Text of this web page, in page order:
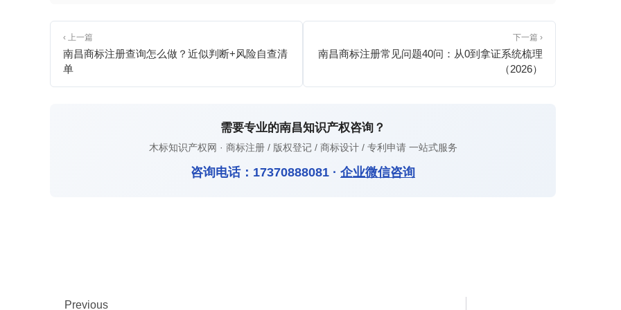
‹ 上一篇
南昌商标注册查询怎么做？近似判断+风险自查清
单
下一篇 ›
南昌商标注册常见问题40问：从0到拿证系统梳理
（2026）
需要专业的南昌知识产权咨询？
木标知识产权网 · 商标注册 / 版权登记 / 商标设计 / 专利申请 一站式服务
咨询电话： 17370888081 · 企业微信咨询
Previous